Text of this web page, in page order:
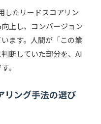
たリードスコアリン
上し、コンバージョン
ます。人間が「この業
断していた部分を、AI
。
リング手法の選び